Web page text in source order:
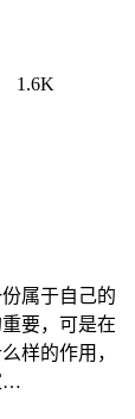
1.6K
属于自己的
要，可是在
样的作用，
…